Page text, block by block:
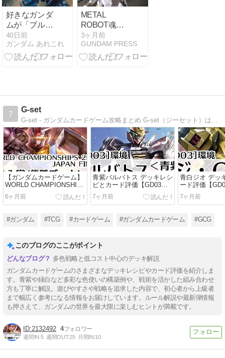
好きなガンダ
ムが「ブルー
ディスティニ
ー1号機」な
んだが
40日前
ガンダム あれこれ
METAL
ROBOT魂
〈SIDE MS〉
マイティース
トライクフリ
3ヶ月前
GUNDAM PRESS
7
G-set
【ガンダムカードゲーム】
WORLD CHAMPIONSHIPS
25-26 JAPAN FINALデッキ
一覧｜ガンダムカー
ド/GCG
6ヶ月前
青紫バルバトス デッキレシ
ピとカード評価【GD03環
7ヶ月前
青白ジオ デッ
ード評価【
7ヶ月前
#ガンダム #TCG #カードゲーム #ガンダムカードゲーム #GCG
このブログのここがポイント
多色戦略と低コスト中心のデッキ解説
ガンダムカードゲームのさまざまなデッキレシピやカード評価を紹介しま
す。青紫や緑白など多彩な色使いの構築例や、戦術を活かした組み合わせ
方も丁寧に解説。遊びやすさや戦略を追求した内容で、初心者から上級者
まで幅広く参考になる情報をお届けしています。ルール解説や最新弾情報
も押さえて、ガンダムの世界を最大限に楽しむヒントが満載です。
2132492 4
週間IN:5 週間OUT:25 月間IN:10